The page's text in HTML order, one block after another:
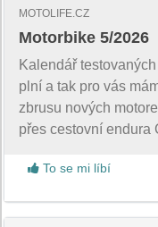
MOTOLIFE.CZ
Motorbike 5/2026
Kalendář
plní a tak pro vás
zbrusu nových
přes cestovní endura
To se mi líbí